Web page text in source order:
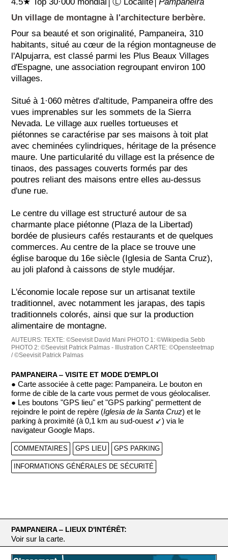
Un village de montagne à l'architecture berbère.
Pour sa beauté et son originalité, Pampaneira, 310
habitants, situé au cœur de la région montagneuse de
l'Alpujarra, est classé parmi les Plus Beaux Villages
d'Espagne, une association regroupant environ 100
villages.
Situé à 1·060 mètres d'altitude, Pampaneira offre des
vues imprenables sur les sommets de la Sierra
Nevada. Le village aux ruelles tortueuses et
piétonnes se caractérise par ses maisons à toit plat
avec cheminées cylindriques, héritage de la présence
maure. Une particularité du village est la présence de
tinaos, des passages couverts formés par des
poutres reliant des maisons entre elles au-dessus
d'une rue.
Le centre du village est structuré autour de sa
charmante place piétonne (Plaza de la Libertad)
bordée de plusieurs cafés restaurants et de quelques
commerces. Au centre de la place se trouve une
église baroque du 16e siècle (Iglesia de Santa Cruz),
au joli plafond à caissons de style mudéjar.
L'économie locale repose sur un artisanat textile
traditionnel, avec notamment les jarapas, des tapis
traditionnels colorés, ainsi que sur la production
alimentaire de montagne.
AUTEURS:TEXTE: ©Seevisit David Mani PHOTO 1: ©Wikipedia Sebb
PHOTO 2: ©Seevisit Patrick Palmas - Illustration CARTE: ©Opensteetmap
/ ©Seevisit Patrick Palmas
PAMPANEIRA ‒ VISITE ET MODE D'EMPLOI
● Carte associée à cette page: Pampaneira. Le bouton en
forme de cible de la carte vous permet de vous géolocaliser.
● Les boutons "GPS lieu" et "GPS parking" permettent de
rejoindre le point de repère (Iglesia de la Santa Cruz) et le
parking à proximité (à 0,1 km au sud-ouest ↙) via le
navigateur Google Maps.
COMMENTAIRES GPS LIEU GPS PARKING
INFORMATIONS GÉNÉRALES DE SÉCURITÉ
PAMPANEIRA ‒ LIEUX D'INTÉRÊT:
Voir sur la carte.